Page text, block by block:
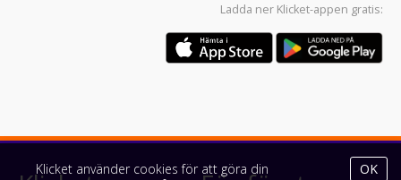
Ladda ner Klicket-appen gratis:
Klicket använder cookies för att göra din
OK